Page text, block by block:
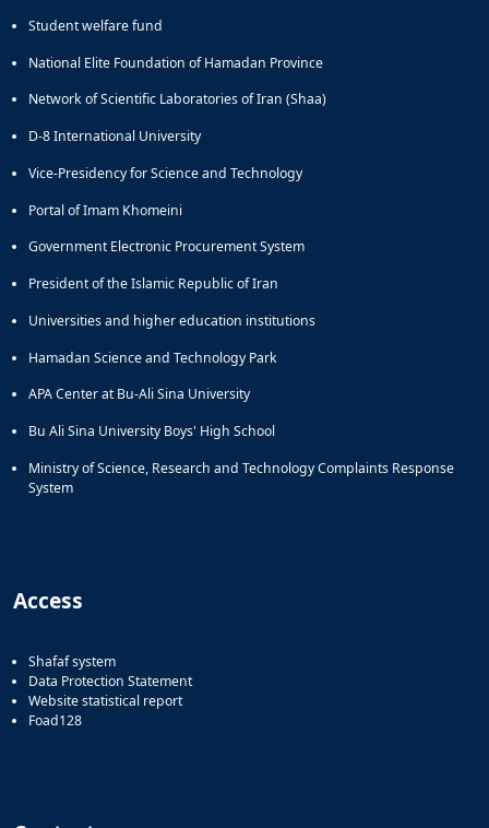
Student welfare fund
National Elite Foundation of Hamadan Province
Network of Scientific Laboratories of Iran (Shaa)
D-8 International University
Vice-Presidency for Science and Technology
Portal of Imam Khomeini
Government Electronic Procurement System
President of the Islamic Republic of Iran
Universities and higher education institutions
Hamadan Science and Technology Park
APA Center at Bu-Ali Sina University
Bu Ali Sina University Boys' High School
Ministry of Science, Research and Technology Complaints Response
System
Access
Shafaf system
Data Protection Statement
Website statistical report
Foad128